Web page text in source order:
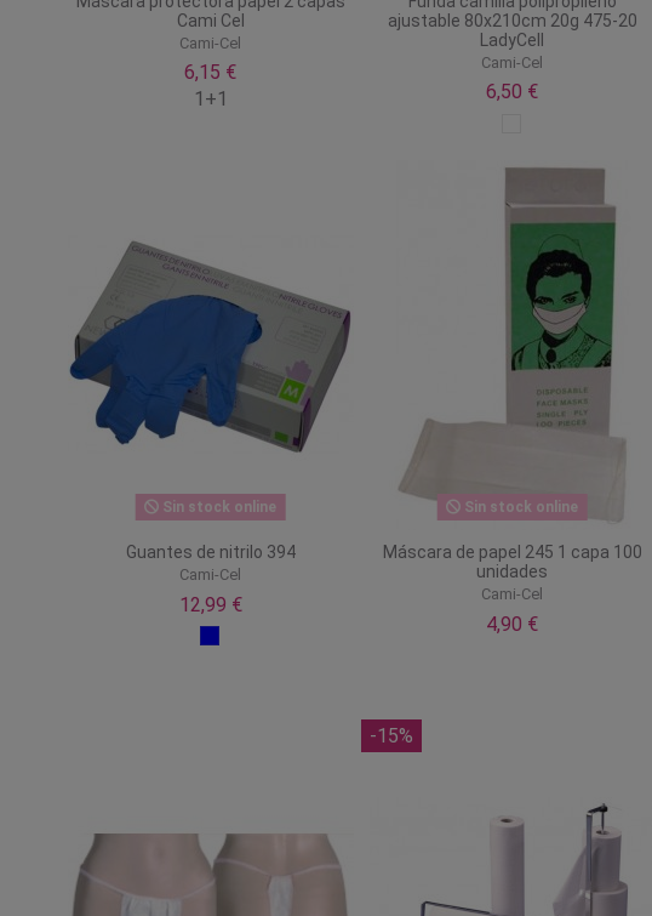
Cami Cel
Cami-Cel
6,15 €
1+1
ajustable 80x210cm 20g 475-20
LadyCell
Cami-Cel
6,50 €
Sin stock online
Guantes de nitrilo 394
Cami-Cel
12,99 €
Sin stock online
Máscara de papel 245 1 capa 100
unidades
Cami-Cel
4,90 €
-15%